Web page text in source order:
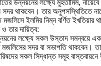
উন্নয়নের লক্ষ্যে মুহতামিম,
থাকবেন। তার অনুপসস্থিতিতে
ইলমির নিম্ন বর্ণিত ইখতিয়ার
তার দায়িত্ব:
লক্ষ্যে সকল উস্তাদ সমন্বয়ে
সদর বা সভাপতি থাকবেন।
সকল সিদ্ধান্ত সমূহ